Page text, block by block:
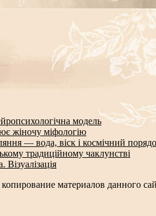
модель
жіночу міфологію
— вода, віск і космічний
традиційному чаклунстві
материалов данного